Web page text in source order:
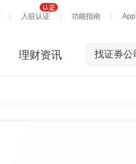
入驻认证 功能指南
理财资讯 找证券公